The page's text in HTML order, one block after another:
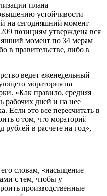
плана
устойчивости
на сегодняшний момент
позициям утверждена вся
момент по 34 мерам
в правительстве, либо в
ведет еженедельный
моратория на
«Как правило, средняя
рабочих дней и на нее
Если это все пересчитать в
о том, что мораторий
рублей в расчете на год», —
словам, «насыщение
с тем, чтобы у
производственные